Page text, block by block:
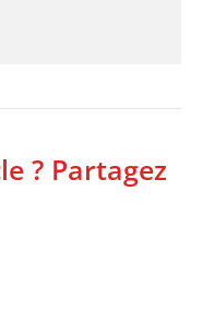
? Partagez